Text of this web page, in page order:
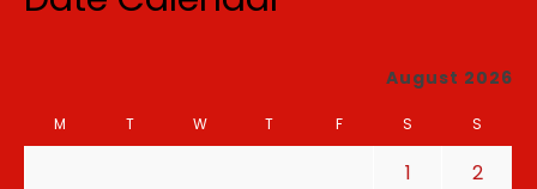
August 2026
M T W T F S S
1
2